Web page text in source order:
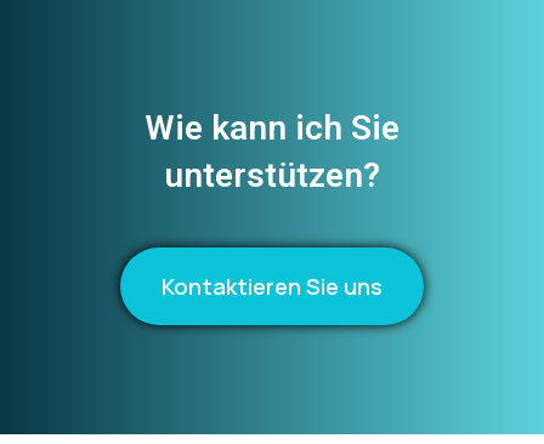
Wie kann ich Sie
unterstützen?
Kontaktieren Sie uns